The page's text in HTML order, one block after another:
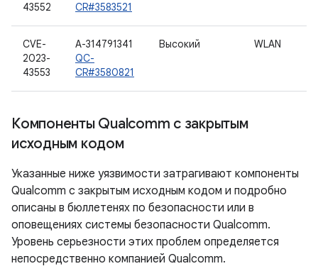
43552
CR#3583521
CVE-
2023-
43553
A-314791341
QC-
CR#3580821
Высокий WLAN
Компоненты Qualcomm с закрытым
исходным кодом
Указанные ниже уязвимости затрагивают компоненты
Qualcomm с закрытым исходным кодом и подробно
описаны в бюллетенях по безопасности или в
оповещениях системы безопасности Qualcomm.
Уровень серьезности этих проблем определяется
непосредственно компанией Qualcomm.